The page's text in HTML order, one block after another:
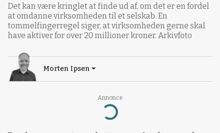
Annonce
Loading...
Det kan være kringlet at finde ud af, om det er en fordel
at omdanne virksomheden til et selskab. En
tommelfingerregel siger, at virksomheden gerne skal
have aktiver for over 20 millioner kroner. Arkivfoto
Morten Ipsen